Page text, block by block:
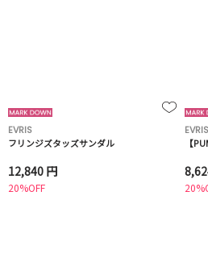
EVRIS
フリンジズタッズサンダル
12,840 円
20%OFF
EVRIS
【